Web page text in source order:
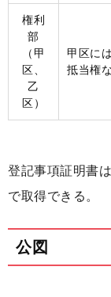
権利
部
（甲
区、
乙
区）
甲区に
抵当権
登記事項証明書
で取得できる。
公図